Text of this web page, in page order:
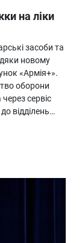
на ліки
засоби та
новому
«Армія+».
оборони
сервіс
відділень…